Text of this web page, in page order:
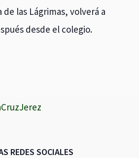
de las Lágrimas, volverá a
desde el colegio.
REDES SOCIALES